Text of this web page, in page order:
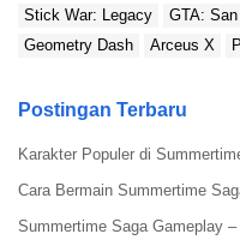
Spesial Hanya Ada di
Ini dia yang bikin versi mod
mampu bikin kamu main
bakar, untuk nikmati fitur ini
Multiplayer Mod Apk di
Stick War: Legacy
GTA:
Geometry Dash
Arceus X
Postingan Terbaru
Karakter Populer di
Cara Bermain Summertime
Summertime Saga Gameplay